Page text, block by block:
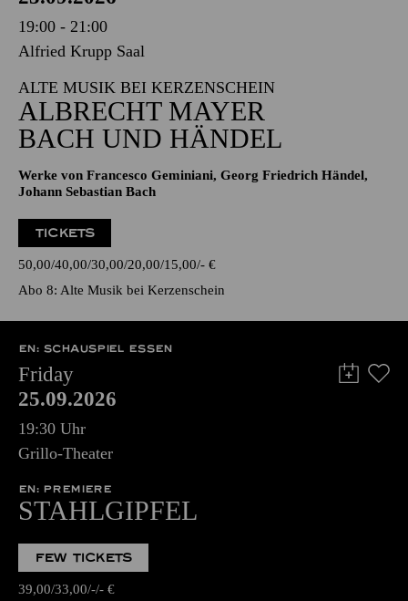
19:00 - 21:00
Alfried Krupp Saal
ALTE MUSIK BEI KERZENSCHEIN
ALBRECHT MAYER
BACH UND HÄNDEL
Werke von Francesco Geminiani, Georg Friedrich Händel,
Johann Sebastian Bach
TICKETS
50,00 40,00 30,00 20,00 15,00 - €
Abo 8: Alte Musik bei Kerzenschein
EN: SCHAUSPIEL ESSEN
Friday
25.09.2026
19:30 Uhr
Grillo-Theater
EN: PREMIERE
STAHLGIPFEL
FEW TICKETS
39,00 33,00 - - €